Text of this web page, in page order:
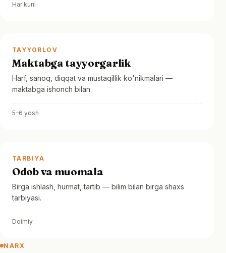
Har kuni
TAYYORLOV
Maktabga tayyorgarlik
Harf, sanoq, diqqat va mustaqillik ko'nikmalari —
maktabga ishonch bilan.
5–6 yosh
TARBIYA
Odob va muomala
Birga ishlash, hurmat, tartib — bilim bilan birga shaxs
tarbiyasi.
Doimiy
NARX